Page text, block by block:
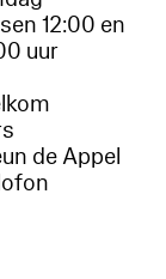
12:00 en
uur
de Appel